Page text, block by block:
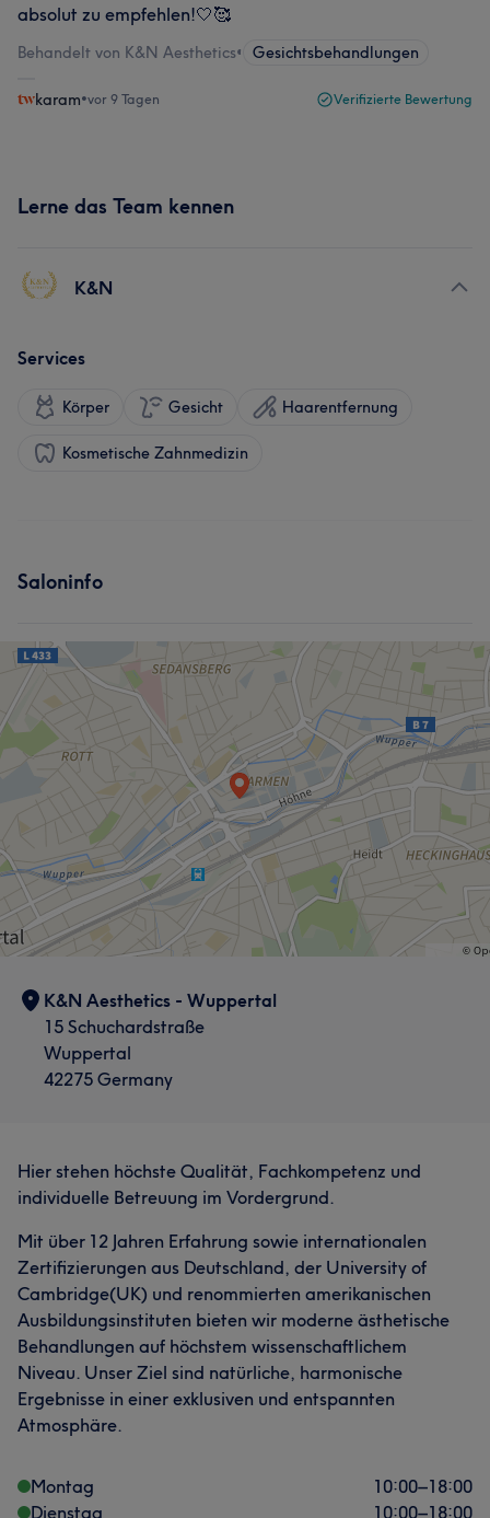
absolut zu empfehlen!🤍🥰
Behandelt von K&N Aesthetics• Gesichtsbehandlungen
karam•vor 9 Tagen Verifizierte Bewertung
Lerne das Team kennen
K&N
Services
Körper Gesicht Haarentfernung
Kosmetische Zahnmedizin
Saloninfo
K&N Aesthetics - Wuppertal
15 Schuchardstraße
Wuppertal
42275 Germany
Hier stehen höchste Qualität, Fachkompetenz und
individuelle Betreuung im Vordergrund.
Mit über 12 Jahren Erfahrung sowie internationalen
Zertifizierungen aus Deutschland, der University of
Cambridge(UK) und renommierten amerikanischen
Ausbildungsinstituten bieten wir moderne ästhetische
Behandlungen auf höchstem wissenschaftlichem
Niveau. Unser Ziel sind natürliche, harmonische
Ergebnisse in einer exklusiven und entspannten
Atmosphäre.
Montag 10:00–18:00
Dienstag
10:00–18:00